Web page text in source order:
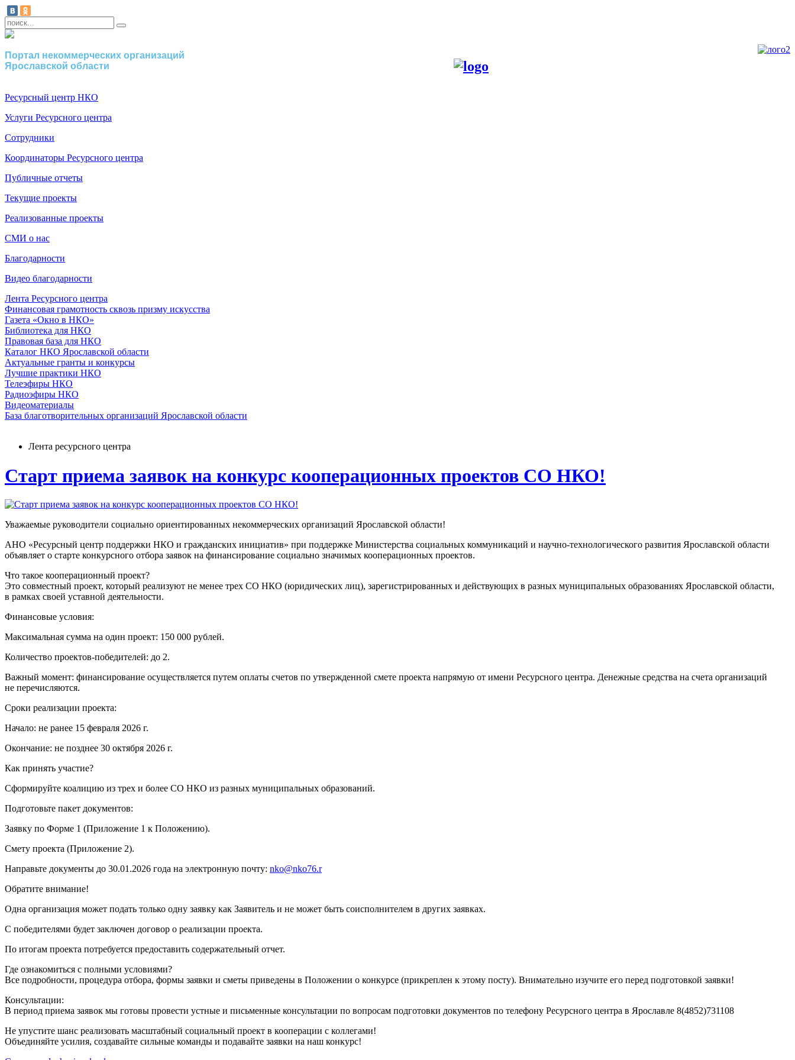
Портал некоммерческих организаций
Ярославской области
Ресурсный центр НКО
Услуги Ресурсного центра
Сотрудники
Координаторы Ресурсного центра
Публичные отчеты
Текущие проекты
Реализованные проекты
СМИ о нас
Благодарности
Видео благодарности
Лента Ресурсного центра
Финансовая грамотность сквозь призму искусства
Газета «Окно в НКО»
Библиотека для НКО
Правовая база для НКО
Каталог НКО Ярославской области
Актуальные гранты и конкурсы
Лучшие практики НКО
Телеэфиры НКО
Радиоэфиры НКО
Видеоматериалы
База благотворительных организаций Ярославской области
Лента ресурсного центра
Старт приема заявок на конкурс кооперационных проектов СО НКО!
Уважаемые руководители социально ориентированных некоммерческих организаций Ярославской области!
АНО «Ресурсный центр поддержки НКО и гражданских инициатив» при поддержке Министерства социальных коммуникаций и научно-технологического развития Ярославской области
объявляет о старте конкурсного отбора заявок на финансирование социально значимых кооперационных проектов.
Что такое кооперационный проект?
Это совместный проект, который реализуют не менее трех СО НКО (юридических лиц), зарегистрированных и действующих в разных муниципальных образованиях Ярославской области,
в рамках своей уставной деятельности.
Финансовые условия:
Максимальная сумма на один проект: 150 000 рублей.
Количество проектов-победителей: до 2.
Важный момент: финансирование осуществляется путем оплаты счетов по утвержденной смете проекта напрямую от имени Ресурсного центра. Денежные средства на счета организаций
не перечисляются.
Сроки реализации проекта:
Начало: не ранее 15 февраля 2026 г.
Окончание: не позднее 30 октября 2026 г.
Как принять участие?
Сформируйте коалицию из трех и более СО НКО из разных муниципальных образований.
Подготовьте пакет документов:
Заявку по Форме 1 (Приложение 1 к Положению).
Смету проекта (Приложение 2).
Направьте документы до 30.01.2026 года на электронную почту: nko@nko76.r
Обратите внимание!
Одна организация может подать только одну заявку как Заявитель и не может быть соисполнителем в других заявках.
С победителями будет заключен договор о реализации проекта.
По итогам проекта потребуется предоставить содержательный отчет.
Где ознакомиться с полными условиями?
Все подробности, процедура отбора, формы заявки и сметы приведены в Положении о конкурсе (прикреплен к этому посту). Внимательно изучите его перед подготовкой заявки!
Консультации:
В период приема заявок мы готовы провести устные и письменные консультации по вопросам подготовки документов по телефону Ресурсного центра в Ярославле 8(4852)731108
Не упустите шанс реализовать масштабный социальный проект в кооперации с коллегами!
Объединяйте усилия, создавайте сильные команды и подавайте заявки на наш конкурс!